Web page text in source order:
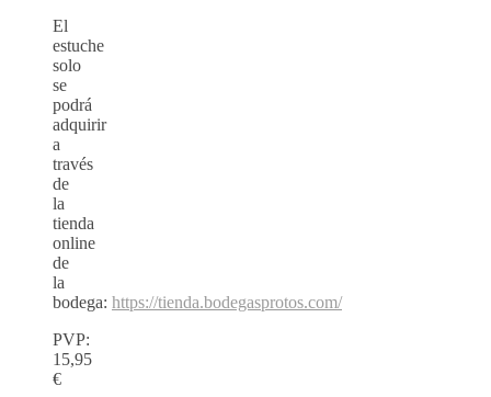
El
estuche
solo
se
podrá
adquirir
a
través
de
la
tienda
online
de
la
bodega: https://tienda.bodegasprotos.com/
PVP:
15,95
€